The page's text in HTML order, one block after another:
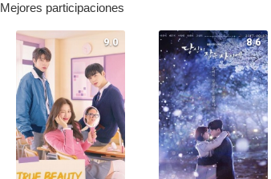
Mejores participaciones
9.0 8.6